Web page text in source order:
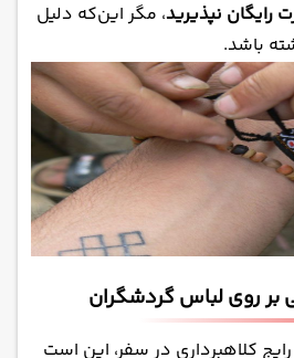
رایگان نپذیرید، مگر این‌که دلیل
باشد.
بر روی لباس گردشگران
کلاهبرداری در سفر، این است